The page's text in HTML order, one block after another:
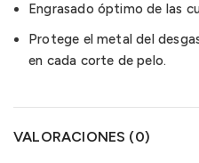
Engrasado óptimo de las
Protege el metal del
en cada corte de pelo.
VALORACIONES (0)